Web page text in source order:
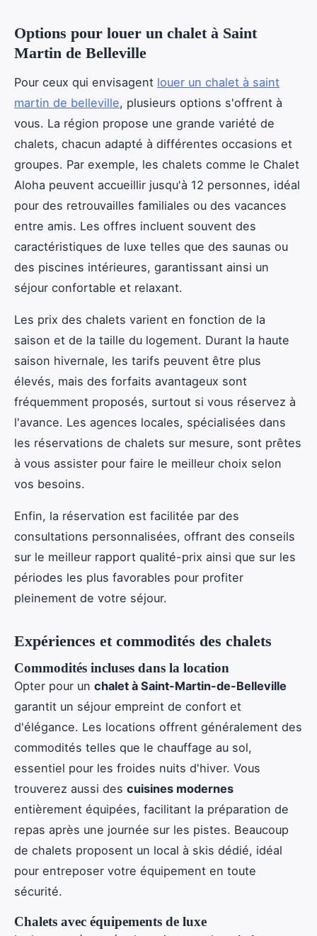
Options pour louer un chalet à Saint
Martin de Belleville
Pour ceux qui envisagent louer un chalet à saint
martin de belleville, plusieurs options s'offrent à
vous. La région propose une grande variété de
chalets, chacun adapté à différentes occasions et
groupes. Par exemple, les chalets comme le Chalet
Aloha peuvent accueillir jusqu'à 12 personnes, idéal
pour des retrouvailles familiales ou des vacances
entre amis. Les offres incluent souvent des
caractéristiques de luxe telles que des saunas ou
des piscines intérieures, garantissant ainsi un
séjour confortable et relaxant.
Les prix des chalets varient en fonction de la
saison et de la taille du logement. Durant la haute
saison hivernale, les tarifs peuvent être plus
élevés, mais des forfaits avantageux sont
fréquemment proposés, surtout si vous réservez à
l'avance. Les agences locales, spécialisées dans
les réservations de chalets sur mesure, sont prêtes
à vous assister pour faire le meilleur choix selon
vos besoins.
Enfin, la réservation est facilitée par des
consultations personnalisées, offrant des conseils
sur le meilleur rapport qualité-prix ainsi que sur les
périodes les plus favorables pour profiter
pleinement de votre séjour.
Expériences et commodités des chalets
Commodités incluses dans la location
Opter pour un chalet à Saint-Martin-de-Belleville
garantit un séjour empreint de confort et
d'élégance. Les locations offrent généralement des
commodités telles que le chauffage au sol,
essentiel pour les froides nuits d'hiver. Vous
trouverez aussi des cuisines modernes
entièrement équipées, facilitant la préparation de
repas après une journée sur les pistes. Beaucoup
de chalets proposent un local à skis dédié, idéal
pour entreposer votre équipement en toute
sécurité.
Chalets avec équipements de luxe